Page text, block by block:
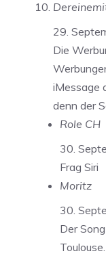
29.
Die
iMessage
denn der
Role CH
30.
Frag Siri
Moritz
30.
Der
Toulouse.